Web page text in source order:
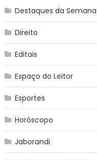
Destaques da Semana
Direito
Editais
Espaço do Leitor
Esportes
Horóscopo
Jaborandi